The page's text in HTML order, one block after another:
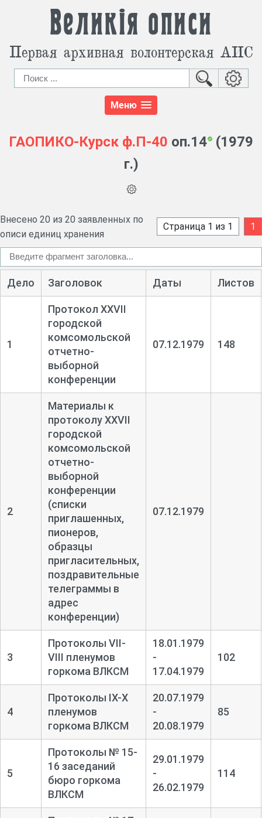
Великія описи
Первая архивная волонтерская АИС
Меню
ГАОПИКО-Курск ф.П-40 оп.14 (1979
г.)
Внесено 20 из 20 заявленных по
описи единиц хранения
Страница 1 из 1 1
Дело Заголовок Даты Листов
1
Протокол XXVII
городской
комсомольской
отчетно-
выборной
конференции
07.12.1979 148
2
Материалы к
протоколу XXVII
городской
комсомольской
отчетно-
выборной
конференции
(списки
приглашенных,
пионеров,
образцы
пригласительных,
поздравительные
телеграммы в
адрес
конференции)
07.12.1979
3
Протоколы VII-
VIII пленумов
горкома ВЛКСМ
18.01.1979
-
17.04.1979
102
4
Протоколы IX-X
пленумов
горкома ВЛКСМ
20.07.1979
-
20.08.1979
85
5
Протоколы № 15-
16 заседаний
бюро горкома
ВЛКСМ
29.01.1979
-
26.02.1979
114